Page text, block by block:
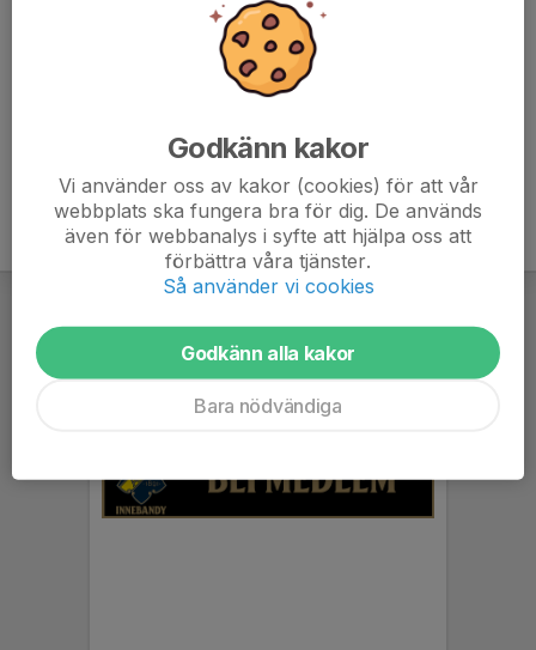
bra tillfälle att få matchövning, men vi välkomnar alla.
Men bra att veta är att Ekerö är ett bra lag på nivå P12.
Godkänn kakor
Vi använder oss av kakor (cookies) för att vår
webbplats ska fungera bra för dig. De används
även för webbanalys i syfte att hjälpa oss att
förbättra våra tjänster.
Så använder vi cookies
Godkänn alla kakor
Bara nödvändiga